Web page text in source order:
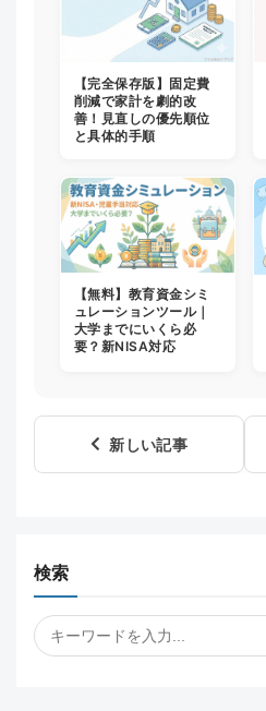
【完全保存版】固定費
削減で家計を劇的改
善！見直しの優先順位
と具体的手順
【無料】教育資金シミ
ュレーションツール｜
大学までにいくら必
要？新NISA対応
新しい記事
検索